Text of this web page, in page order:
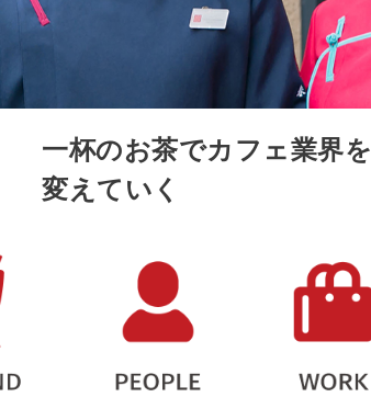
一杯のお茶でカフェ業界を
変えていく